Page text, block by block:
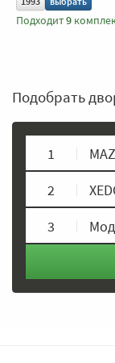
Подходит9
Подобрать
1
2
3